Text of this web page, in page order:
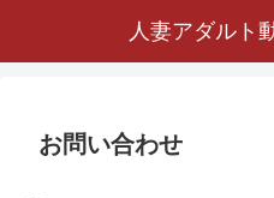
人妻アダルト
お問い合わせ